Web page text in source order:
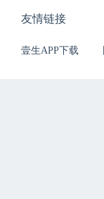
友情链接
壹生APP下载